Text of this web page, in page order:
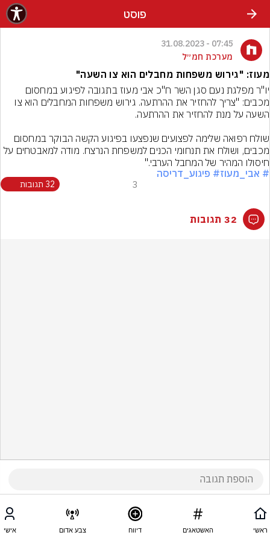
פוסט
07:45 - 31.08.2023
מערכת חמ״ל
מעוז: "גירוש משפחות מחבלים הוא צו השעה"
מכבים, ושולח את תנחומי הכנים למשפחת הנרצח. מודה למאבטחים על
חיסולו המהיר של המחבל הערבי."
# אבי_מעוז# פיגוע_דריסה
3 32 תגובות
32 תגובות
ראשי האשטאגים דיווח צבע אדום אישי